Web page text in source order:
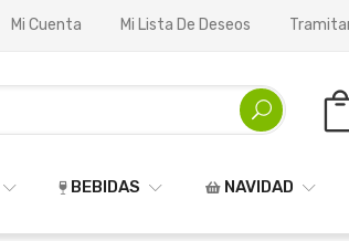
Mi Cuenta Mi Lista De Deseos
BEBIDAS NAVIDAD